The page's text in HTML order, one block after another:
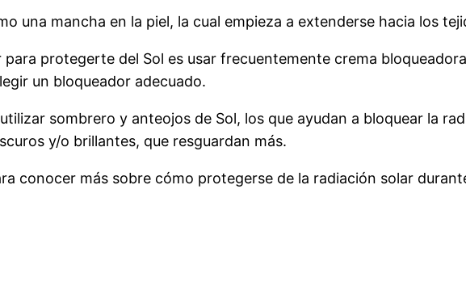
una mancha en la piel, la cual empieza a extenderse hacia los
para protegerte del Sol es usar frecuentemente crema
un bloqueador adecuado.
sombrero y anteojos de Sol, los que ayudan a bloquear la
y/o brillantes, que resguardan más.
conocer más sobre cómo protegerse de la radiación solar